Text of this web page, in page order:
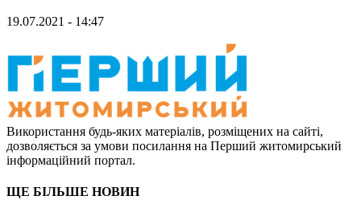
19.07.2021 - 14:47
Використання будь-яких матеріалів, розміщених на сайті,
дозволяється за умови посилання на Перший житомирський
інформаційний портал.
ЩЕ БІЛЬШЕ НОВИН